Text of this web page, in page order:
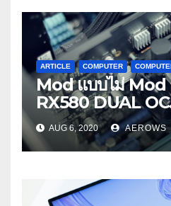
ARTICLE COMPUTER
Mod แบบไม่ Mod
RX580 DUAL OC
4GB+COOLER
ML120R RGB
AUG 6, 2020 AEROWS